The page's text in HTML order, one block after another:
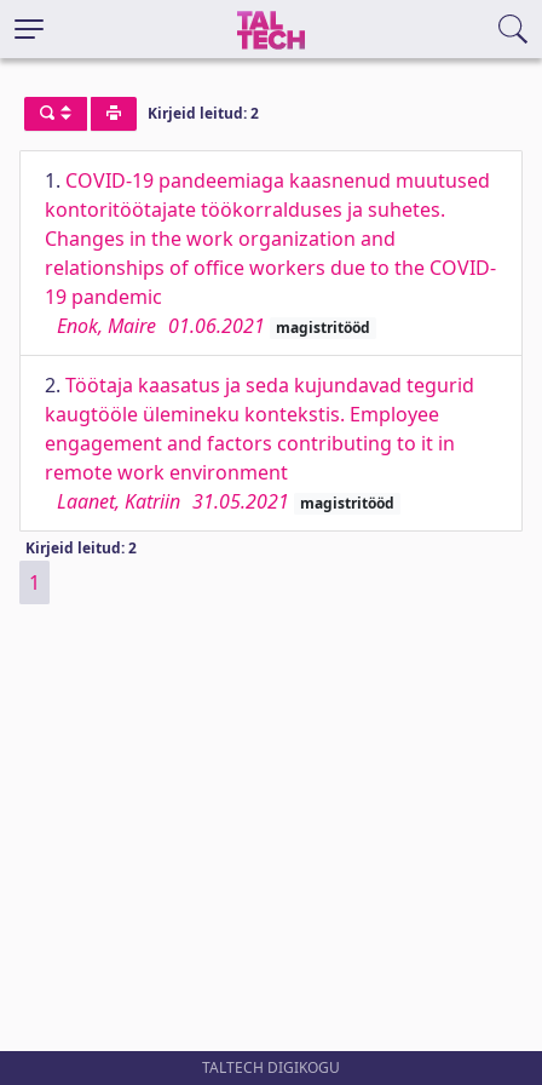
Kirjeid leitud: 2
1. COVID-19 pandeemiaga kaasnenud muutused
kontoritöötajate töökorralduses ja suhetes.
Changes in the work organization and
relationships of office workers due to the COVID-
19 pandemic
Enok, Maire 01.06.2021 magistritööd
2. Töötaja kaasatus ja seda kujundavad tegurid
kaugtööle ülemineku kontekstis. Employee
engagement and factors contributing to it in
remote work environment
Laanet, Katriin 31.05.2021 magistritööd
Kirjeid leitud: 2
1
TALTECH DIGIKOGU